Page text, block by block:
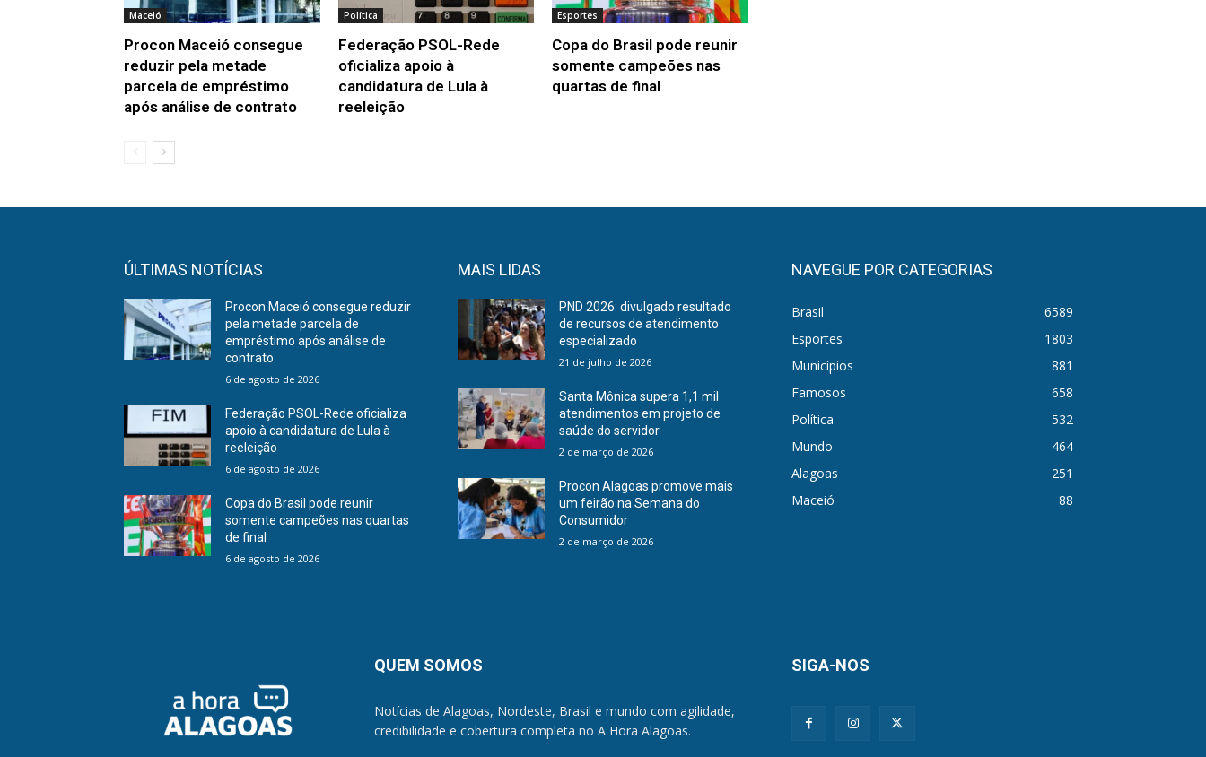
Maceió
Procon Maceió consegue
reduzir pela metade
parcela de empréstimo
após análise de contrato
Política
Federação PSOL-Rede
oficializa apoio à
candidatura de Lula à
reeleição
Esportes
Copa do Brasil pode reunir
somente campeões nas
quartas de final
ÚLTIMAS NOTÍCIAS
Procon Maceió consegue reduzir
pela metade parcela de
empréstimo após análise de
contrato
6 de agosto de 2026
Federação PSOL-Rede oficializa
apoio à candidatura de Lula à
reeleição
6 de agosto de 2026
Copa do Brasil pode reunir
somente campeões nas quartas
de final
6 de agosto de 2026
MAIS LIDAS
PND 2026: divulgado resultado
de recursos de atendimento
especializado
21 de julho de 2026
Santa Mônica supera 1,1 mil
atendimentos em projeto de
saúde do servidor
2 de março de 2026
Procon Alagoas promove mais
um feirão na Semana do
Consumidor
2 de março de 2026
NAVEGUE POR CATEGORIAS
Brasil
6589
Esportes
1803
Municípios
881
Famosos
658
Política
532
Mundo
464
Alagoas
251
Maceió
88
QUEM SOMOS
Notícias de Alagoas, Nordeste, Brasil e mundo com agilidade,
credibilidade e cobertura completa no A Hora Alagoas.
SIGA-NOS